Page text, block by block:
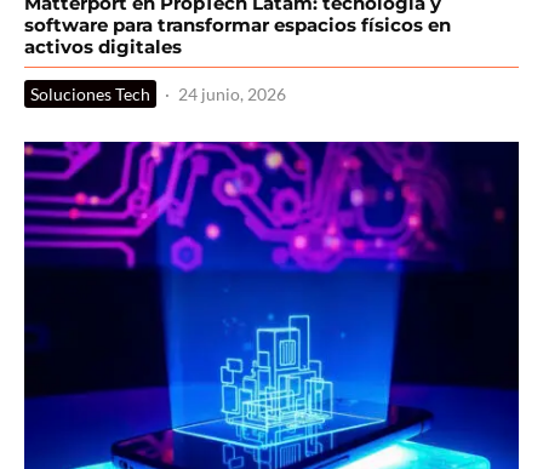
software para transformar espacios físicos en
activos digitales
Soluciones Tech · 24 junio, 2026